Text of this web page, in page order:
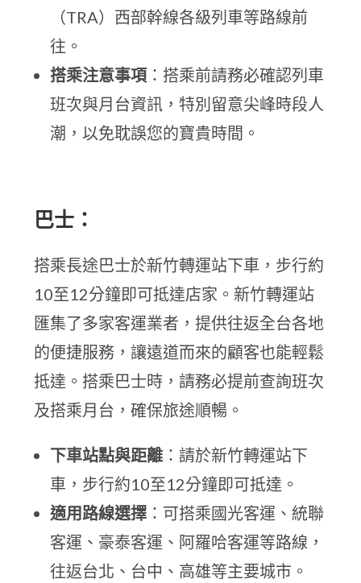
（TRA）西部幹線各級列車等路線前
往。
搭乘注意事項 ：搭乘前請務必確認列車
班次與月台資訊，特別留意尖峰時段人
潮，以免耽誤您的寶貴時間。
巴士：
搭乘長途巴士於新竹轉運站下車，步行約
10至12分鐘即可抵達店家。新竹轉運站
匯集了多家客運業者，提供往返全台各地
的便捷服務，讓遠道而來的顧客也能輕鬆
抵達。搭乘巴士時，請務必提前查詢班次
及搭乘月台，確保旅途順暢。
下車站點與距離 ：請於新竹轉運站下
車，步行約10至12分鐘即可抵達。
適用路線選擇 ：可搭乘國光客運、統聯
客運、豪泰客運、阿羅哈客運等路線，
往返台北、台中、高雄等主要城市。